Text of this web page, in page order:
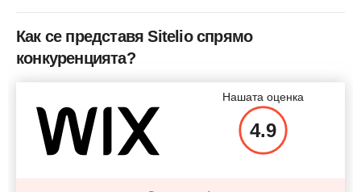
Как се представя Sitelio спрямо
конкуренцията?
Нашата оценка
4.9